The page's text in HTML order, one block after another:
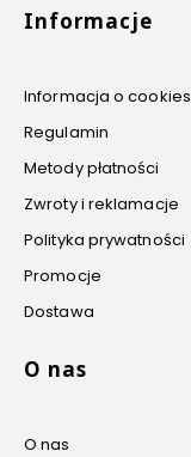
Informacje
Informacja o cookies
Regulamin
Metody płatności
Zwroty i reklamacje
Polityka prywatności
Promocje
Dostawa
O nas
O nas